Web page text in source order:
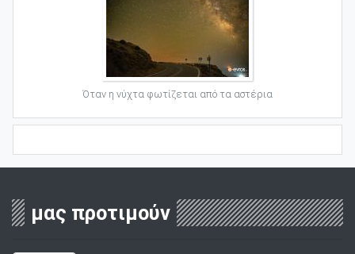
Όταν η νύχτα φωτίζεται από τα αστέρια
μας προτιμούν